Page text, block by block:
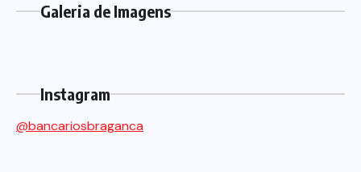
Galeria de Imagens
Instagram
@bancariosbraganca